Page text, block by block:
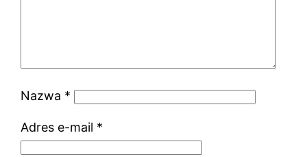
Nazwa *
Adres e-mail *